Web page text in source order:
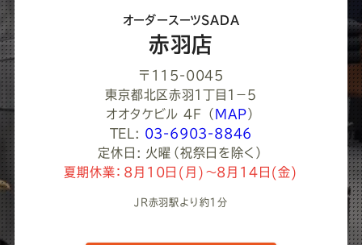
オーダースーツSADA
赤羽店
〒115-0045
東京都北区赤羽１丁目１−５
オオタケビル 4F
（ MAP ）
TEL: 03-6903-8846
定休日: 火曜（祝祭日を除く）
夏期休業：8月10日(月)～8月14日(金)
JR赤羽駅より約1分